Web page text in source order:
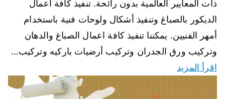
ذات المعايير العالمية بدون رائحة. تنفيذ كافة أعمال
الديكور بالصباغ وتنفيذ أشكال ولوحات فنية باستخدام
أمهر الفنيين. يمكننا تنفيذ كافة اعمال الصباغ والدهان
وتركيب ورق الجدران وتركيب أرضيات باركيه وتركيب…
اقرأ المزيد